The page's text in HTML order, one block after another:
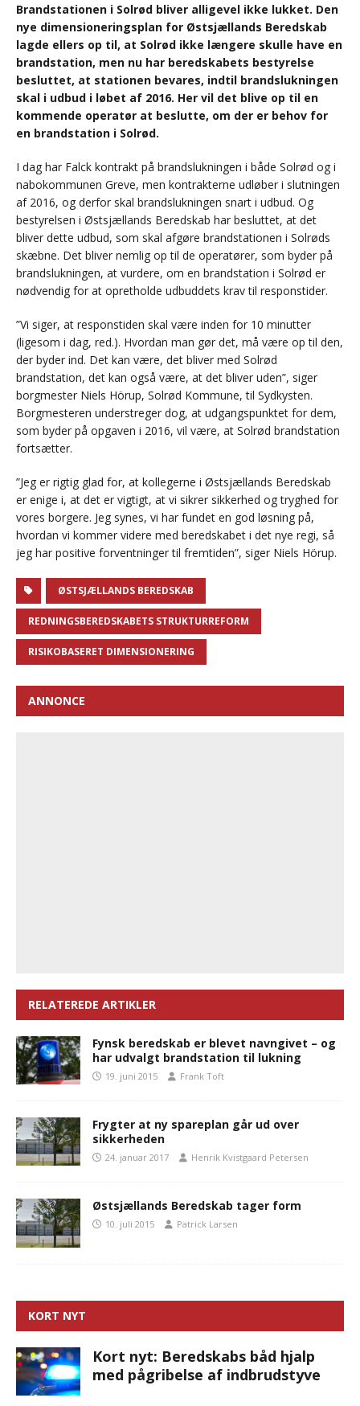
Brandstationen i Solrød bliver alligevel ikke lukket. Den
nye dimensioneringsplan for Østsjællands Beredskab
lagde ellers op til, at Solrød ikke længere skulle have en
brandstation, men nu har beredskabets bestyrelse
besluttet, at stationen bevares, indtil brandslukningen
skal i udbud i løbet af 2016. Her vil det blive op til en
kommende operatør at beslutte, om der er behov for
en brandstation i Solrød.
I dag har Falck kontrakt på brandslukningen i både Solrød og i
nabokommunen Greve, men kontrakterne udløber i slutningen
af 2016, og derfor skal brandslukningen snart i udbud. Og
bestyrelsen i Østsjællands Beredskab har besluttet, at det
bliver dette udbud, som skal afgøre brandstationen i Solrøds
skæbne. Det bliver nemlig op til de operatører, som byder på
brandslukningen, at vurdere, om en brandstation i Solrød er
nødvendig for at opretholde udbuddets krav til responstider.
”Vi siger, at responstiden skal være inden for 10 minutter
(ligesom i dag, red.). Hvordan man gør det, må være op til den,
der byder ind. Det kan være, det bliver med Solrød
brandstation, det kan også være, at det bliver uden”, siger
borgmester Niels Hörup, Solrød Kommune, til Sydkysten.
Borgmesteren understreger dog, at udgangspunktet for dem,
som byder på opgaven i 2016, vil være, at Solrød brandstation
fortsætter.
”Jeg er rigtig glad for, at kollegerne i Østsjællands Beredskab
er enige i, at det er vigtigt, at vi sikrer sikkerhed og tryghed for
vores borgere. Jeg synes, vi har fundet en god løsning på,
hvordan vi kommer videre med beredskabet i det nye regi, så
jeg har positive forventninger til fremtiden”, siger Niels Hörup.
ØSTSJÆLLANDS BEREDSKAB
REDNINGSBEREDSKABETS STRUKTURREFORM
RISIKOBASERET DIMENSIONERING
ANNONCE
RELATEREDE ARTIKLER
Fynsk beredskab er blevet navngivet – og
har udvalgt brandstation til lukning
19. juni 2015 Frank Toft
Frygter at ny spareplan går ud over
sikkerheden
24. januar 2017 Henrik Kvistgaard Petersen
Østsjællands Beredskab tager form
10. juli 2015 Patrick Larsen
KORT NYT
Kort nyt: Beredskabs båd hjalp
med pågribelse af indbrudstyve